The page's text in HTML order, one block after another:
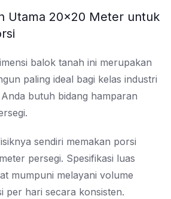
Utama 20×20 Meter untuk
balok tanah ini merupakan
paling ideal bagi kelas industri
butuh bidang hamparan
sendiri memakan porsi
persegi. Spesifikasi luas
mumpuni melayani volume
per hari secara konsisten.